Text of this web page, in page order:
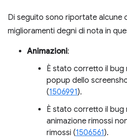
Di seguito sono riportate alcune
miglioramenti degni di nota in
Animazioni:
È stato corretto il bug
popup dello
(1506991).
È stato corretto il bug
animazione rimossi
rimossi (1506561).